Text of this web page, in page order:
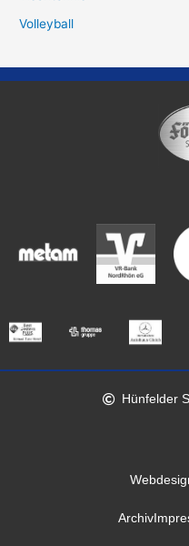
Volleyball
Hünfelder
Archiv